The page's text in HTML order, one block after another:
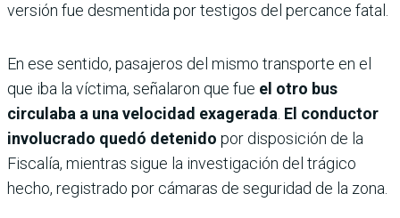
versión fue desmentida por testigos del percance fatal.
En ese sentido, pasajeros del mismo transporte en el
que iba la víctima, señalaron que fue el otro bus
circulaba a una velocidad exagerada. El conductor
involucrado quedó detenido por disposición de la
Fiscalía, mientras sigue la investigación del trágico
hecho, registrado por cámaras de seguridad de la zona.